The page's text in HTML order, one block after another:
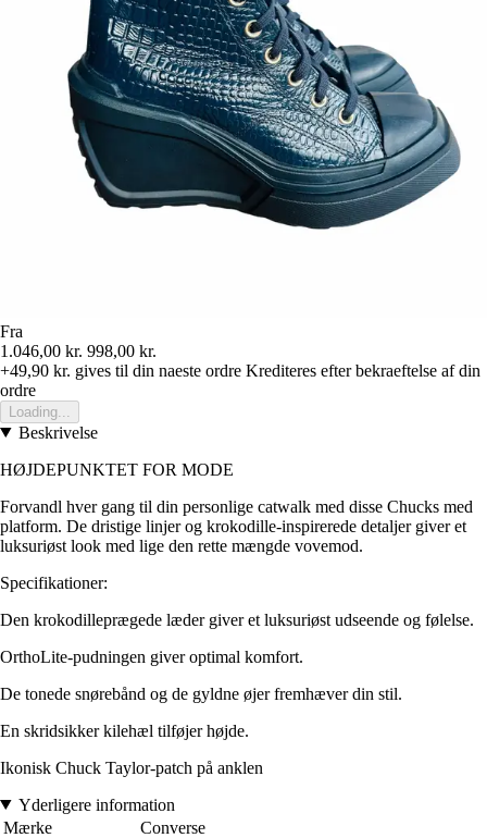
Fra
1.046,00 kr. 998,00 kr.
+49,90 kr. gives til din naeste ordre Krediteres efter bekraeftelse af din
ordre
Loading...
Beskrivelse
HØJDEPUNKTET FOR MODE
Forvandl hver gang til din personlige catwalk med disse Chucks med
platform. De dristige linjer og krokodille-inspirerede detaljer giver et
luksuriøst look med lige den rette mængde vovemod.
Specifikationer:
Den krokodilleprægede læder giver et luksuriøst udseende og følelse.
OrthoLite-pudningen giver optimal komfort.
De tonede snørebånd og de gyldne øjer fremhæver din stil.
En skridsikker kilehæl tilføjer højde.
Ikonisk Chuck Taylor-patch på anklen
Yderligere information
Mærke
Converse